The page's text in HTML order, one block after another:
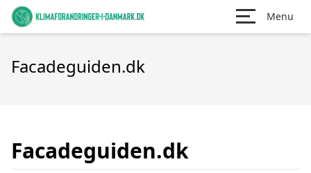
Menu
Facadeguiden.dk
Facadeguiden.dk